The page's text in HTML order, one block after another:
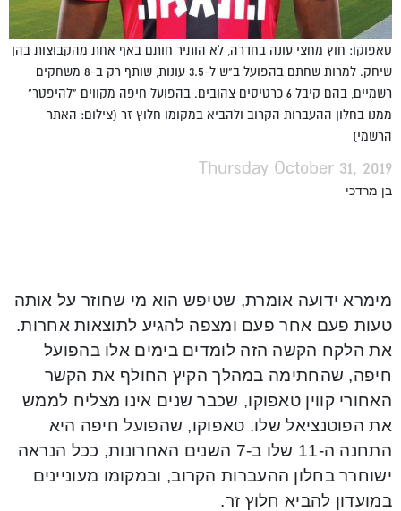
טאפוקו: חוץ מחצי עונה בחדרה, לא הותיר חותם באף אחת מהקבוצות בהן
שיחק. למרות שחתם בהפועל ב"ש ל-3.5 עונות, שותף רק ב-8 משחקים
רשמיים, בהם קיבל 6 כרטיסים צהובים. בהפועל חיפה מקווים "להיפטר"
ממנו בחלון ההעברות הקרוב ולהביא במקומו חלוץ זר (צילום: האתר
הרשמי)
Thursday October 31, 2019
בן מרדכי
מימרא ידועה אומרת, שטיפש הוא מי שחוזר על אותה
טעות פעם אחר פעם ומצפה להגיע לתוצאות אחרות.
את הלקח הקשה הזה לומדים בימים אלו בהפועל
חיפה, שהחתימה במהלך הקיץ החולף את הקשר
האחורי קווין טאפוקו, שכבר שנים אינו מצליח לממש
את הפוטנציאל שלו. טאפוקו, שהפועל חיפה היא
התחנה ה-11 שלו ב-7 השנים האחרונות, ככל הנראה
ישוחרר בחלון ההעברות הקרוב, ובמקומו מעוניינים
במועדון להביא חלוץ זר.